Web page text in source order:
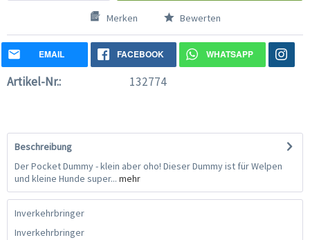
Merken Bewerten
EMAIL FACEBOOK WHATSAPP
Artikel-Nr.: 132774
Beschreibung
Der Pocket Dummy - klein aber oho! Dieser Dummy ist für Welpen
und kleine Hunde super... mehr
Inverkehrbringer
Inverkehrbringer